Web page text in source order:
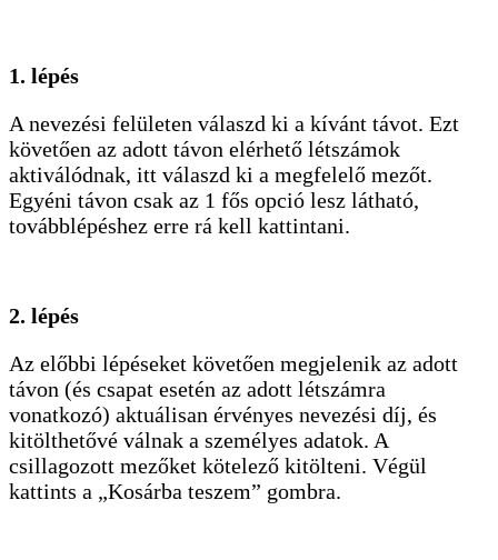
1. lépés
A nevezési felületen válaszd ki a kívánt távot. Ezt
követően az adott távon elérhető létszámok
aktiválódnak, itt válaszd ki a megfelelő mezőt.
Egyéni távon csak az 1 fős opció lesz látható,
továbblépéshez erre rá kell kattintani.
2. lépés
Az előbbi lépéseket követően megjelenik az adott
távon (és csapat esetén az adott létszámra
vonatkozó) aktuálisan érvényes nevezési díj, és
kitölthetővé válnak a személyes adatok. A
csillagozott mezőket kötelező kitölteni. Végül
kattints a „Kosárba teszem” gombra.